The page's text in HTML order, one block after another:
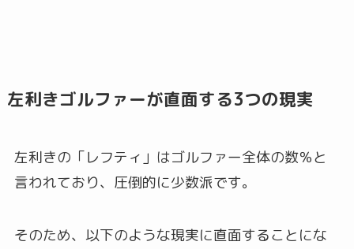
左利きゴルファーが直面する3つの現実
左利きの「レフティ」はゴルファー全体の数％と
言われており、圧倒的に少数派です。
そのため、以下のような現実に直面することにな